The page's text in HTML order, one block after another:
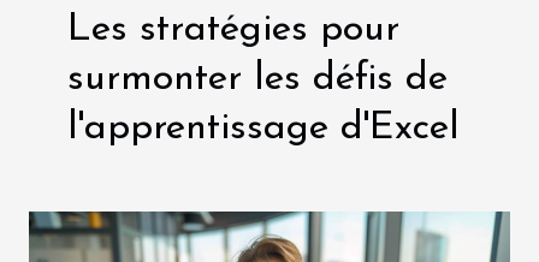
Les stratégies pour
surmonter les défis de
l'apprentissage d'Excel